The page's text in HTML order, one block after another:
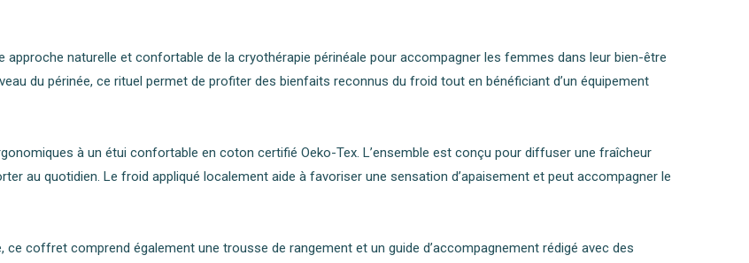
naturelle et confortable de la cryothérapie périnéale pour accompagner les femmes dans leur bien-être
du périnée, ce rituel permet de profiter des bienfaits reconnus du froid tout en bénéficiant d’un équipement
à un étui confortable en coton certifié Oeko-Tex. L’ensemble est conçu pour diffuser une fraîcheur
au quotidien. Le froid appliqué localement aide à favoriser une sensation d’apaisement et peut accompagner le
coffret comprend également une trousse de rangement et un guide d’accompagnement rédigé avec des